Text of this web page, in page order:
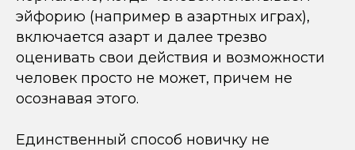
эйфорию (например в азартных играх),
включается азарт и далее трезво
оценивать свои действия и возможности
человек просто не может, причем не
осознавая этого.
Единственный способ новичку не